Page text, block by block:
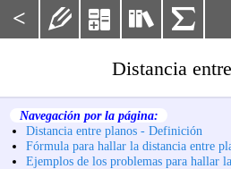
<    
Distancia
Navegación por la página:
Distancia entre planos - Definición
Fórmula para hallar la distancia entre
Ejemplos de los problemas para hallar